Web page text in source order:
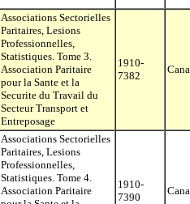
Associations Sectorielles
Paritaires, Lesions
Professionnelles,
Statistiques. Tome 3.
Association Paritaire
pour la Sante et la
Securite du Travail du
Secteur Transport et
Entreposage
1910-
7382
Associations Sectorielles
Paritaires, Lesions
Professionnelles,
Statistiques. Tome 4.
Association Paritaire
1910-
7390